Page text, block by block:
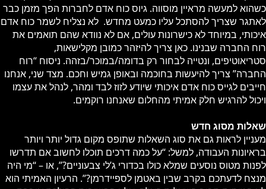
כשהוא למעשה מראיין מוסווה. גיוס כוח אדם לחברות הפך מזמן כבר
לאתגר שצריך להסתכל עליו כמעט מחדש. לא נצליח לשמר כוח אדם
איכותי, במיוחד לא כישרונות עולים, אם לא נוודא שהם תואמים את
רוח החברה שבנינו. כאן צריך להיזהר כמובן מקלישאות,
סטריאוטיפים, ונטייה לבחור רק בדומה/במוכר/בזהה. ניסוח “רוח
החברה” צריך להיעשות בחוכמה ובאופן גמיש וחכם. מצד שני, אנחנו
חייבים לגייס כוח אדם איכותי שיודע לזוז לבד ומהר, לנהל את עצמו
ויכול להרגיש חלק אמיתי מהחלום שאנחנו רוקמים.
שאלות מסוג חדש
מעניין לראות גם את סוג השאלות שתופס מקום גדול יותר ויותר
בראיונות העבודה, למשל: “על כמה דרכים תוכלו לחשוב אם תדרשו
לפנות מטוס נוסעים שמלא כולו בכדורי ג’לי צבעוניים?”, או – “מי היה
מנצח לדעתכם בקרב שבין באטמן לספיידרמן?”. הרעיון האמיתי הוא